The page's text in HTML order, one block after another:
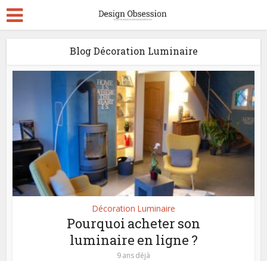
Blog Décoration Luminaire
Décoration Luminaire
Pourquoi acheter son
luminaire en ligne ?
9 ans déjà